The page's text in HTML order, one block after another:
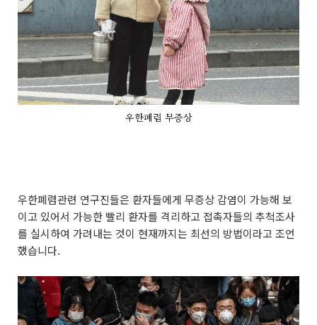
우한폐렴 무증상
우한폐렴관련 연구진들은 환자들에게 무증상 감염이 가능해 보
이고 있어서 가능한 빨리 환자를 격리하고 접촉자들의 추척조사
를 실시하여 가려내는 것이 현재까지는 최선의 방법이라고 조언
했습니다.